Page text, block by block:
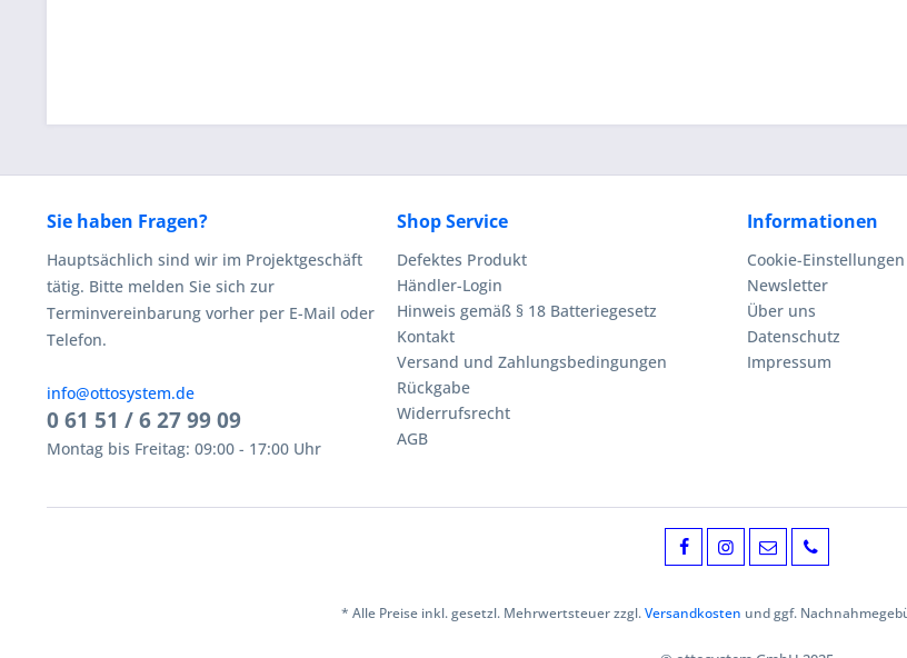
Sie haben Fragen?
Hauptsächlich sind wir im Projektgeschäft
tätig. Bitte melden Sie sich zur
Terminvereinbarung vorher per E-Mail oder
Telefon.
info@ottosystem.de
0 61 51 / 6 27 99 09
Montag bis Freitag: 09:00 - 17:00 Uhr
Shop Service
Defektes Produkt
Händler-Login
Hinweis gemäß § 18 Batteriegesetz
Kontakt
Versand und Zahlungsbedingungen
Rückgabe
Widerrufsrecht
AGB
Informationen
Cookie-Einstellungen
Newsletter
Über uns
Datenschutz
Impressum
* Alle Preise inkl. gesetzl. Mehrwertsteuer zzgl.Versandkosten und ggf.